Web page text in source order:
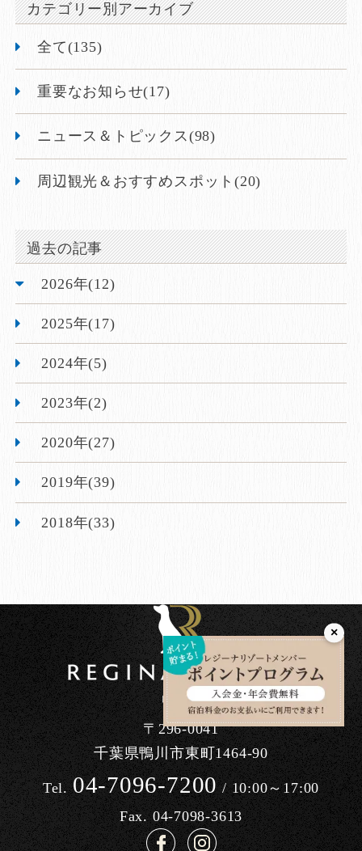
カテゴリー別アーカイブ
全て(135)
重要なお知らせ(17)
ニュース＆トピックス(98)
周辺観光＆おすすめスポット(20)
過去の記事
2026年(12)
2025年(17)
2024年(5)
2023年(2)
2020年(27)
2019年(39)
2018年(33)
〒296-0041
千葉県鴨川市東町1464-90
Tel.04-7096-7200/ 10:00～17:00
Fax. 04-7098-3613
×